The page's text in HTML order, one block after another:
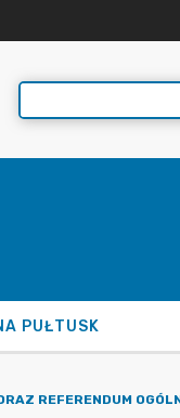
PUŁTUSK
REFERENDUM